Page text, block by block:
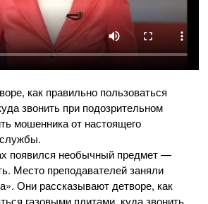
как правильно пользоваться
звонить при подозрительном
мошенника от настоящего
службы.
появился необычный предмет —
Место преподавателей заняли
Они рассказывают детворе, как
газовыми плитами, куда звонить